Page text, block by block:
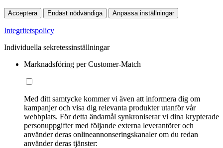
Acceptera Endast nödvändiga Anpassa inställningar
Integritetspolicy
Individuella sekretessinställningar
Marknadsföring per Customer-Match
Med ditt samtycke kommer vi även att informera dig om
kampanjer och visa dig relevanta produkter utanför vår
webbplats. För detta ändamål synkroniserar vi dina krypterade
personuppgifter med följande externa leverantörer och
använder deras onlineannonseringskanaler om du redan
använder deras tjänster: